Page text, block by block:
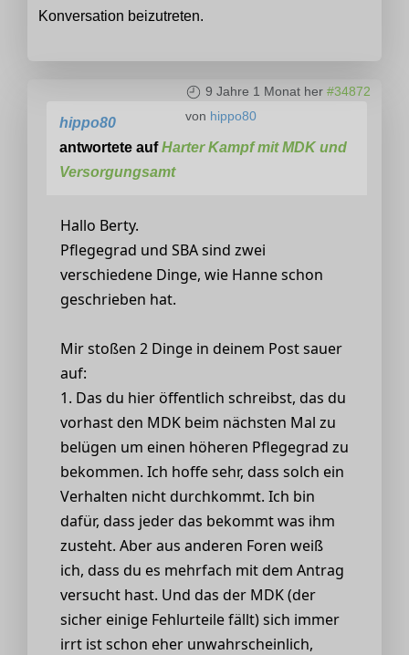
Konversation beizutreten.
9 Jahre 1 Monat her #34872
von hippo80
hippo80
antwortete aufHarter Kampf mit MDK und
Versorgungsamt
Hallo Berty.
Pflegegrad und SBA sind zwei
verschiedene Dinge, wie Hanne schon
geschrieben hat.
Mir stoßen 2 Dinge in deinem Post sauer
auf:
1. Das du hier öffentlich schreibst, das du
vorhast den MDK beim nächsten Mal zu
belügen um einen höheren Pflegegrad zu
bekommen. Ich hoffe sehr, dass solch ein
Verhalten nicht durchkommt. Ich bin
dafür, dass jeder das bekommt was ihm
zusteht. Aber aus anderen Foren weiß
ich, dass du es mehrfach mit dem Antrag
versucht hast. Und das der MDK (der
sicher einige Fehlurteile fällt) sich immer
irrt ist schon eher unwahrscheinlich,